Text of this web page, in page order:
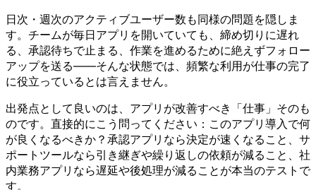
日次・週次のアクティブユーザー数も同様の問題を隠しま
す。チームが毎日アプリを開いていても、締め切りに遅れ
る、承認待ちで止まる、作業を進めるために絶えずフォロー
アップを送る――そんな状態では、頻繁な利用が仕事の完了
に役立っているとは言えません。
出発点として良いのは、アプリが改善すべき「仕事」そのも
のです。直接的にこう問ってください：このアプリ導入で何
が良くなるべきか？承認アプリなら決定が速くなること、サ
ポートツールなら引き継ぎや繰り返しの依頼が減ること、社
内業務アプリなら遅延や後処理が減ることが本当のテストで
す。